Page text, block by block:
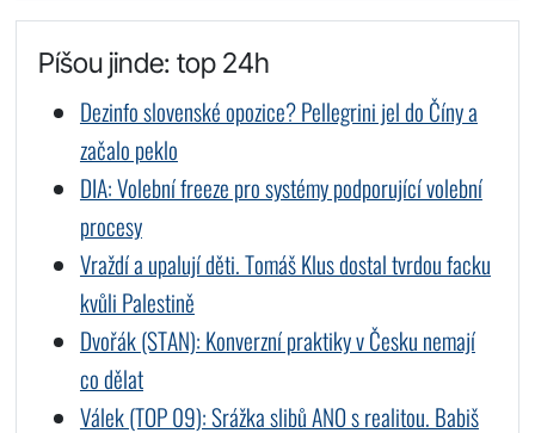
Píšou jinde: top 24h
Dezinfo slovenské opozice? Pellegrini jel do Číny a
začalo peklo
DIA: Volební freeze pro systémy podporující volební
procesy
Vraždí a upalují děti. Tomáš Klus dostal tvrdou facku
kvůli Palestině
Dvořák (STAN): Konverzní praktiky v Česku nemají
co dělat
Válek (TOP 09): Srážka slibů ANO s realitou. Babiš